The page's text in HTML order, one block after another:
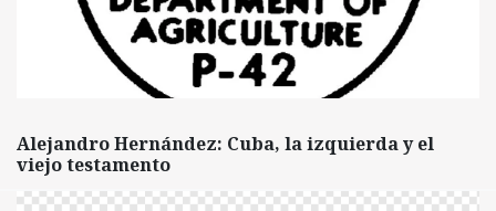
Alejandro Hernández: Cuba, la izquierda y el
viejo testamento